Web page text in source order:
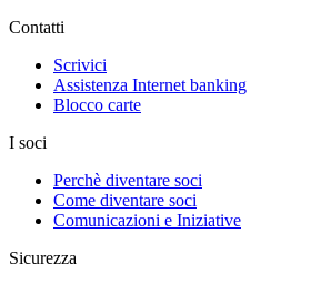
Contatti
Scrivici
Assistenza Internet banking
Blocco carte
I soci
Perchè diventare soci
Come diventare soci
Comunicazioni e Iniziative
Sicurezza